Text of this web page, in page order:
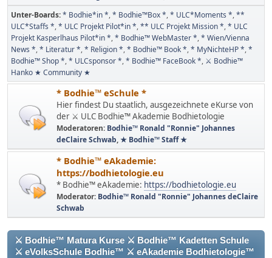
Unter-Boards * Bodhie*in * * Bodhie™Box * * ULC*Moments * **
ULC*Staffs * * ULC Projekt Pilot*in * ** ULC Projekt Mission * * ULC
Projekt Kasperlhaus Pilot*in * * Bodhie™ WebMaster * * Wien/Vienna
News * * Literatur * * Religion * * Bodhie™ Book * * MyNichteHP * *
Bodhie™ Shop * * ULCsponsor * * Bodhie™ FaceBook * ⚔ Bodhie™
Hanko ★ Community ★
* Bodhie™ eSchule *
Hier findest Du staatlich, ausgezeichnete eKurse von
der ⚔ ULC Bodhie™ Akademie Bodhietologie
Moderatoren: Bodhie™ Ronald "Ronnie" Johannes
deClaire Schwab,★ Bodhie™ Staff ★
* Bodhie™ eAkademie:
https://bodhietologie.eu
* Bodhie™ eAkademie: https://bodhietologie.eu
Moderator: Bodhie™ Ronald "Ronnie" Johannes deClaire
Schwab
⚔ Bodhie™ Matura Kurse ⚔ Bodhie™ Kadetten Schule
⚔ eVolksSchule Bodhie™ ⚔ eAkademie Bodhietologie™